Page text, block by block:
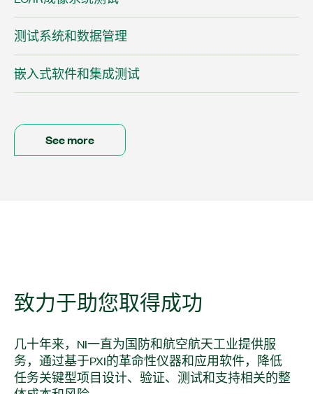
测试系统和数据管理
嵌入式软件和集成测试
See more
致力于助您取得成功
几十年来，NI一直为国防和航空航天工业提供服
务，通过基于PXI的革命性仪器和应用软件，降低
任务关键型项目设计、验证、测试和支持相关的整